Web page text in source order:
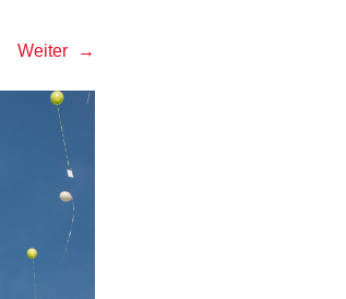
Weiter